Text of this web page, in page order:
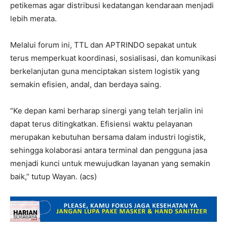
petikemas agar distribusi kedatangan kendaraan menjadi
lebih merata.
Melalui forum ini, TTL dan APTRINDO sepakat untuk
terus memperkuat koordinasi, sosialisasi, dan komunikasi
berkelanjutan guna menciptakan sistem logistik yang
semakin efisien, andal, dan berdaya saing.
“Ke depan kami berharap sinergi yang telah terjalin ini
dapat terus ditingkatkan. Efisiensi waktu pelayanan
merupakan kebutuhan bersama dalam industri logistik,
sehingga kolaborasi antara terminal dan pengguna jasa
menjadi kunci untuk mewujudkan layanan yang semakin
baik,” tutup Wayan. (acs)